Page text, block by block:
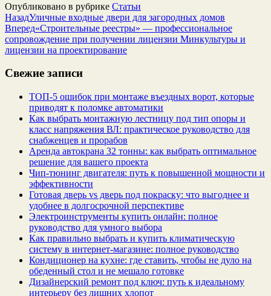
Опубликовано в рубрике Статьи
НазадУличные входные двери для загородных домов
Вперед«Строительные реестры» — профессиональное
сопровождение при получении лицензии Минкультуры и
лицензии на проектирование
Свежие записи
ТОП-5 ошибок при монтаже въездных ворот, которые
приводят к поломке автоматики
Как выбрать монтажную лестницу под тип опоры и
класс напряжения ВЛ: практическое руководство для
снабженцев и прорабов
Аренда автокрана 32 тонны: как выбрать оптимальное
решение для вашего проекта
Чип‑тюнинг двигателя: путь к повышенной мощности и
эффективности
Готовая дверь vs дверь под покраску: что выгоднее и
удобнее в долгосрочной перспективе
Электроинструменты купить онлайн: полное
руководство для умного выбора
Как правильно выбрать и купить климатическую
систему в интернет‑магазине: полное руководство
Кондиционер на кухне: где ставить, чтобы не дуло на
обеденный стол и не мешало готовке
Дизайнерский ремонт под ключ: путь к идеальному
интерьеру без лишних хлопот